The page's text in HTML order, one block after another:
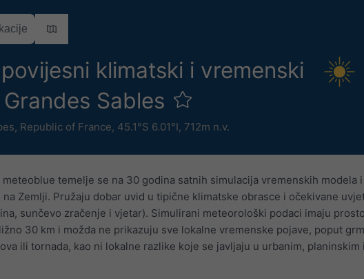
klimatski i vremenski
Sables
, Republic of France, 45.1°S 6.01°I, 712m n.v.
temelje se na 30 godina satnih simulacija vremenskih modela
na Zemlji. Pružaju dobar uvid u tipične klimatske obrasce i očekivane
sunčevo zračenje i vjetar). Simulirani meteorološki podaci imaju
30 km i možda ne prikazuju sve lokalne vremenske pojave, poput
ili tornada, kao ni lokalne razlike koje se javljaju u urbanim, planinskim